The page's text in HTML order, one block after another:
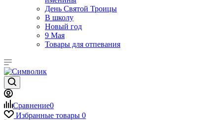
День Святой Троицы
В школу
Новый год
9 Мая
Товары для отпевания
Сравнение0
Избранные товары 0